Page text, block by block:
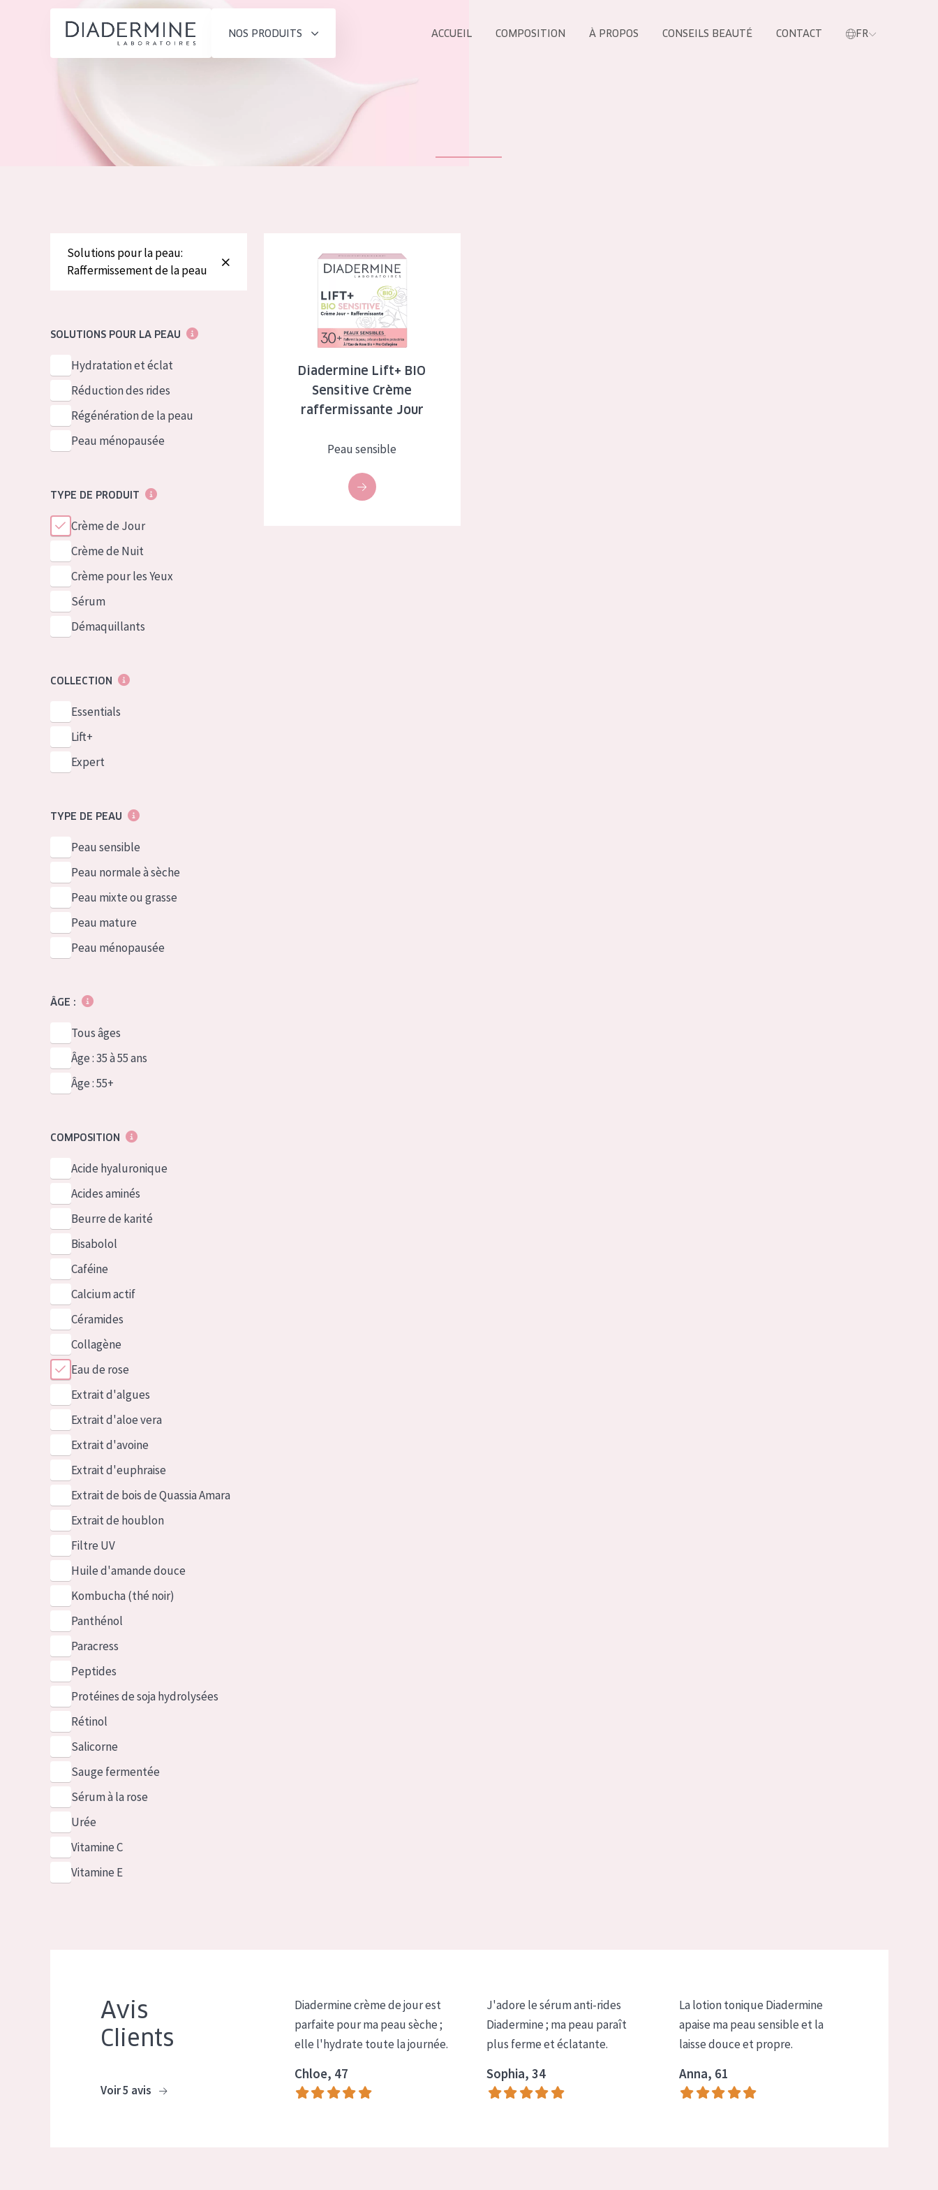
NOS PRODUITS
Hydratation et éclat
Réduction des rides
Peau ménopausée
Crème de Nuit
Peau mixte ou grasse
Peau mature
ÂGE :
Tous âges
Âge : 35 à 55 ans
Âge : 55+
Voir tous les produits
ACCUEIL COMPOSITION À PROPOS CONSEILS BEAUTÉ CONTACT FR
Solutions pour la peau:
Raffermissement de la peau
SOLUTIONS POUR LA PEAU
Hydratation et éclat
Réduction des rides
Régénération de la peau
Peau ménopausée
TYPE DE PRODUIT
Crème de Jour
Crème de Nuit
Crème pour les Yeux
Sérum
Démaquillants
COLLECTION
Essentials
Lift+
Expert
TYPE DE PEAU
Peau sensible
Peau normale à sèche
Peau mixte ou grasse
Peau mature
Peau ménopausée
ÂGE :
Tous âges
Âge : 35 à 55 ans
Âge : 55+
COMPOSITION
Acide hyaluronique
Acides aminés
Beurre de karité
Bisabolol
Caféine
Calcium actif
Céramides
Collagène
Eau de rose
Extrait d'algues
Extrait d'aloe vera
Extrait d'avoine
Extrait d'euphraise
Extrait de bois de Quassia Amara
Extrait de houblon
Filtre UV
Huile d'amande douce
Kombucha (thé noir)
Panthénol
Paracress
Peptides
Protéines de soja hydrolysées
Rétinol
Salicorne
Sauge fermentée
Sérum à la rose
Urée
Vitamine C
Vitamine E
Diadermine Lift+ BIO
Sensitive Crème
raffermissante Jour
Peau sensible
Avis
Clients
Voir 5 avis
Diadermine crème de jour est
parfaite pour ma peau sèche ;
elle l'hydrate toute la journée.
Chloe, 47
J'adore le sérum anti-rides
Diadermine ; ma peau paraît
plus ferme et éclatante.
Sophia, 34
La lotion tonique Diadermine
apaise ma peau sensible et la
laisse douce et propre.
Anna, 61